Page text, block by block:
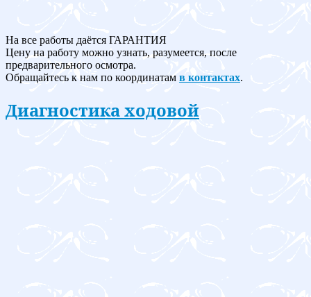
На все работы даётся ГАРАНТИЯ
Цену на работу можно узнать, разумеется, после
предварительного осмотра.
Обращайтесь к нам по координатам в контактах.
Диагностика ходовой